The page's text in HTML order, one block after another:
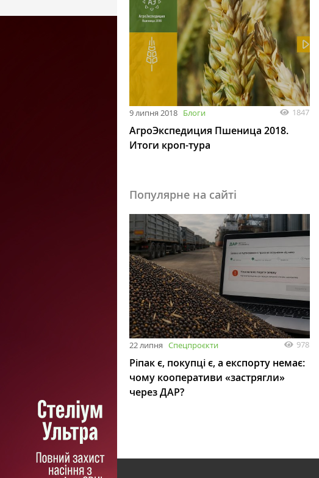
9 липня 2018 Блоги 1847
АгроЭкспедиция Пшеница 2018.
Итоги кроп-тура
Популярне на сайті
22 липня Спецпроєкти 978
Ріпак є, покупці є, а експорту немає:
чому кооперативи «застрягли»
через ДАР?